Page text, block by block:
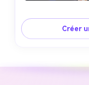
Créer